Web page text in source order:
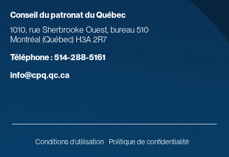
Conseil du patronat du Québec
1010, rue Sherbrooke Ouest, bureau 510
Montréal (Québec) H3A 2R7
Téléphone :514-288-5161
info@cpq.qc.ca
Conditions d’utilisation Politique de confidentialité